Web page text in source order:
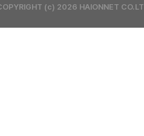
(c) 2026 HAIONNET